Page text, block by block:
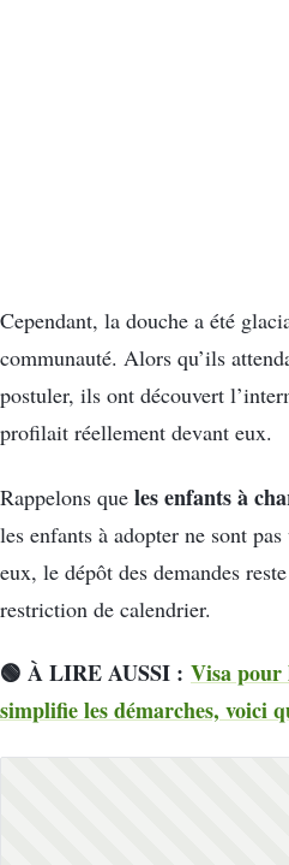
Cependant, la douche a été
communauté. Alors qu’ils
postuler, ils ont découvert
profilait réellement devant eux.
Rappelons que les enfants à
les enfants à adopter ne sont
eux, le dépôt des demandes
restriction de calendrier.
🟢 À LIRE AUSSI : Visa pour
simplifie les démarches, voici